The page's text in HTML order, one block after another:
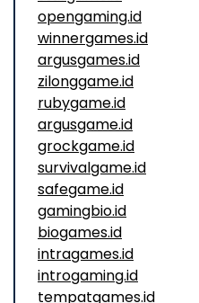
opengaming.id
winnergames.id
argusgames.id
zilonggame.id
rubygame.id
argusgame.id
grockgame.id
survivalgame.id
safegame.id
gamingbio.id
biogames.id
intragames.id
introgaming.id
tempatgames.id